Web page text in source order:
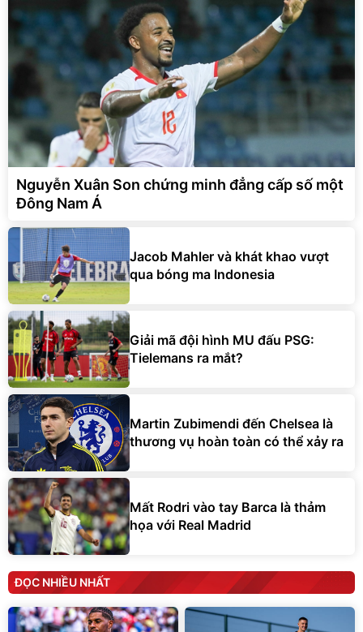
Nguyễn Xuân Son chứng minh đẳng cấp số một
Đông Nam Á
Jacob Mahler và khát khao vượt
qua bóng ma Indonesia
Giải mã đội hình MU đấu PSG:
Tielemans ra mắt?
Martin Zubimendi đến Chelsea là
thương vụ hoàn toàn có thể xảy ra
Mất Rodri vào tay Barca là thảm
họa với Real Madrid
ĐỌC NHIỀU NHẤT